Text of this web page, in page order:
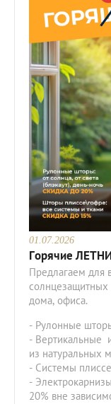
01.07.2026
Горячие
Предлагаем для
солнцезащитных
дома, офиса.
- Рулонные
- Вертикальные
из натуральных
- Системы
-
20% вне